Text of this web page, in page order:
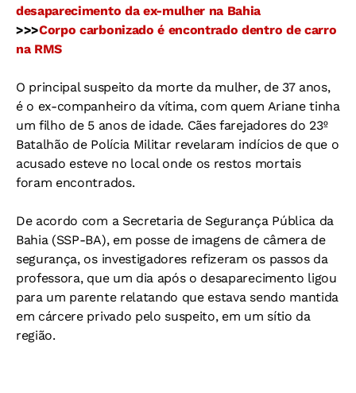
desaparecimento da ex-mulher na Bahia
>>>Corpo carbonizado é encontrado dentro de carro
na RMS
O principal suspeito da morte da mulher, de 37 anos,
é o ex-companheiro da vítima, com quem Ariane tinha
um filho de 5 anos de idade. Cães farejadores do 23º
Batalhão de Polícia Militar revelaram indícios de que o
acusado esteve no local onde os restos mortais
foram encontrados.
De acordo com a Secretaria de Segurança Pública da
Bahia (SSP-BA), em posse de imagens de câmera de
segurança, os investigadores refizeram os passos da
professora, que um dia após o desaparecimento ligou
para um parente relatando que estava sendo mantida
em cárcere privado pelo suspeito, em um sítio da
região.